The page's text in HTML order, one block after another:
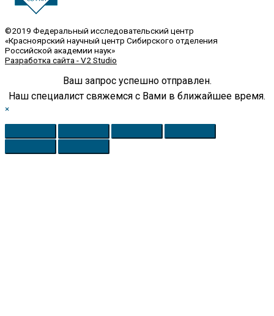
©2019 Федеральный исследовательский центр
«Красноярский научный центр Сибирского отделения
Российской академии наук»
Разработка сайта - V2 Studio
Ваш запрос успешно отправлен.
Наш специалист свяжемся с Вами в ближайшее время.
×